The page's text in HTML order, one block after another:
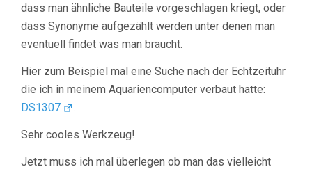
dass man ähnliche Bauteile vorgeschlagen kriegt, oder
dass Synonyme aufgezählt werden unter denen man
eventuell findet was man braucht.
Hier zum Beispiel mal eine Suche nach der Echtzeituhr
die ich in meinem Aquariencomputer verbaut hatte:
DS1307
.
Sehr cooles Werkzeug!
Jetzt muss ich mal überlegen ob man das vielleicht